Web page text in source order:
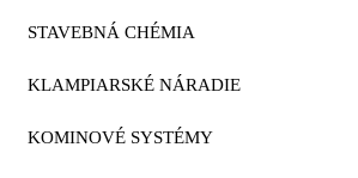
STAVEBNÁ CHÉMIA
KLAMPIARSKÉ NÁRADIE
KOMINOVÉ SYSTÉMY